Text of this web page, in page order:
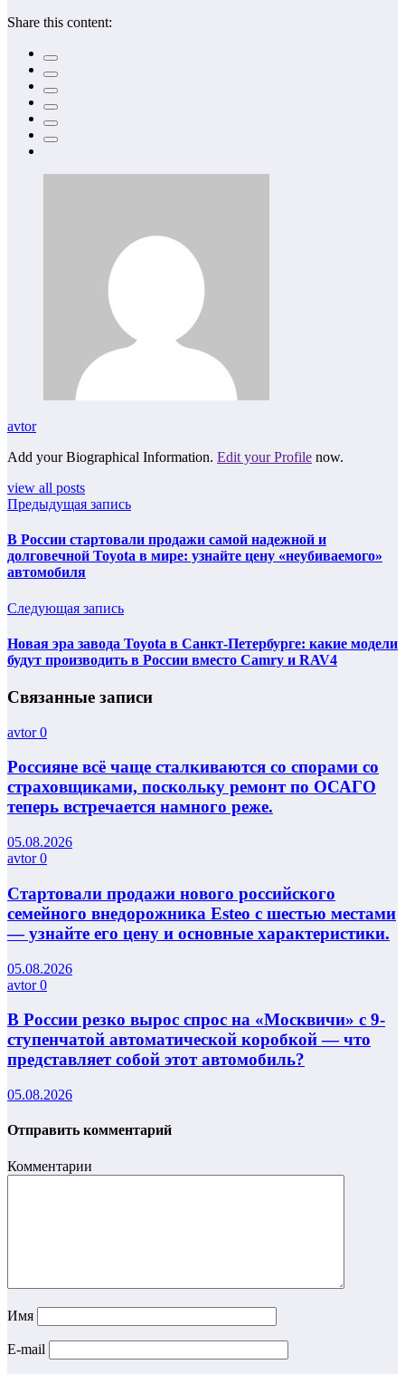
Share this content:
avtor
Add your Biographical Information. Edit your Profile now.
view all posts
Предыдущая запись
В России стартовали продажи самой надежной и
долговечной Toyota в мире: узнайте цену «неубиваемого»
автомобиля
Следующая запись
Новая эра завода Toyota в Санкт-Петербурге: какие модели
будут производить в России вместо Camry и RAV4
Связанные записи
avtor0
Россияне всё чаще сталкиваются со спорами со
страховщиками, поскольку ремонт по ОСАГО
теперь встречается намного реже.
05.08.2026
avtor0
Стартовали продажи нового российского
семейного внедорожника Esteo с шестью местами
— узнайте его цену и основные характеристики.
05.08.2026
avtor0
В России резко вырос спрос на «Москвичи» с 9-
ступенчатой автоматической коробкой — что
представляет собой этот автомобиль?
05.08.2026
Отправить комментарий
Комментарии
Имя
E-mail